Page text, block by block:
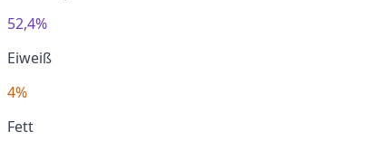
52,4%
Eiweiß
4%
Fett